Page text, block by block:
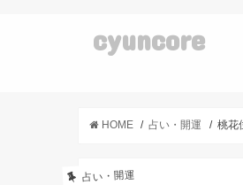
cyuncore
HOME 占い・開運
占い・開運